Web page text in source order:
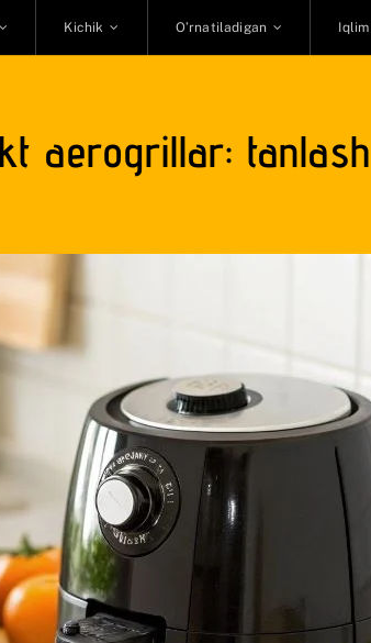
Kichik O’rnatiladigan Iqlim
aerogrillar: tanlash